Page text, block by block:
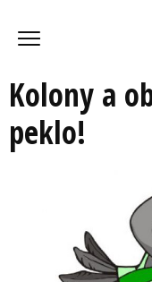
Kolony a
peklo!